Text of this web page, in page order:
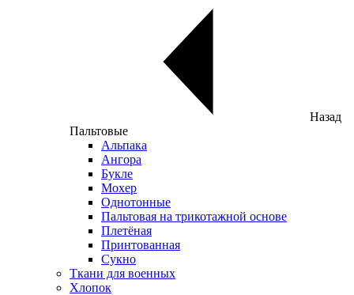
Назад
Пальтовые
Альпака
Ангора
Букле
Мохер
Однотонные
Пальтовая на трикотажной основе
Плетёная
Принтованная
Сукно
Ткани для военных
Хлопок